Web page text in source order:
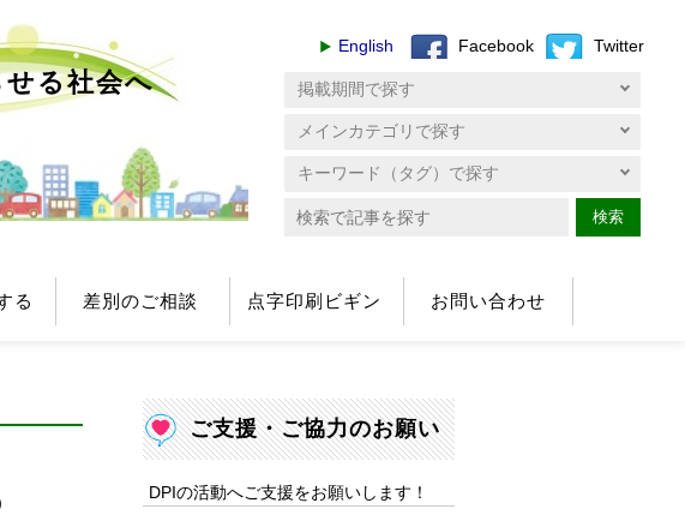
せる社会へ
English Facebook Twitter
検索
る 差別のご相談 点字印刷ビギン お問い合わせ
ご支援・ご協力のお願い
DPIの活動へご支援をお願いします！